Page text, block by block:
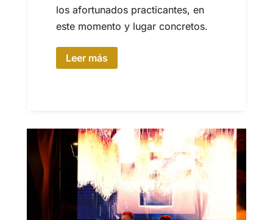
los afortunados practicantes, en
este momento y lugar concretos.
Leer más